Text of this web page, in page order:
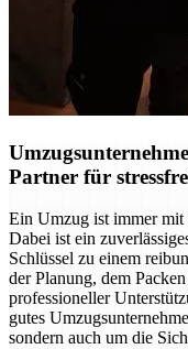
Partner für
Ein Umzug ist immer
Dabei ist ein
Schlüssel zu einem
der Planung, dem
professioneller
gutes
sondern auch um die